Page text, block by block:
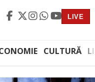
LIVE
CULTURĂ